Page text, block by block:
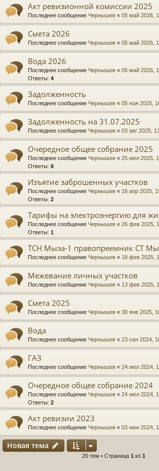
Акт ревизионной комиссии 2025
Последнее сообщение Чернышев « 05 май 2026,
Смета 2026
Последнее сообщение Чернышев « 05 май 2026,
Вода 2026
Последнее сообщение Чернышев « 05 май 2026,
Ответы: 4
Задолженность
Последнее сообщение Чернышев « 05 ноя 2025,
Задолженность на 31.07.2025
Последнее сообщение Чернышев « 03 авг 2025,
Очередное общее собрание 2025
Последнее сообщение Чернышев « 25 июл 2025,
Ответы: 6
Изъятие заброшенных участков
Последнее сообщение Чернышев « 16 апр 2025,
Ответы: 2
Тарифы на электроэнергию для
Последнее сообщение Чернышев « 26 фев 2025,
Ответы: 1
ТСН Мыза-1 правопреемник СТ
Последнее сообщение Чернышев « 18 фев 2025,
Межевание личных участков
Последнее сообщение Чернышев « 13 фев 2025,
Смета 2025
Последнее сообщение Чернышев « 30 янв 2025,
Вода
Последнее сообщение Чернышев « 23 сен 2024,
ГАЗ
Последнее сообщение Чернышев « 24 июл 2024,
Очередное общее собрание 2024
Последнее сообщение Чернышев « 24 июл 2024,
Ответы: 2
Акт ревизии 2023
Последнее сообщение Чернышев « 03 июн 2024,
Новая тема
20 тем • Страница 1 из 1